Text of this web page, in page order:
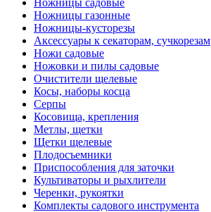
Ножницы садовые
Ножницы газонные
Ножницы-кусторезы
Аксессуары к секаторам, сучкорезам
Ножи садовые
Ножовки и пилы садовые
Очистители щелевые
Косы, наборы косца
Серпы
Косовища, крепления
Метлы, щетки
Щетки щелевые
Плодосъемники
Приспособления для заточки
Культиваторы и рыхлители
Черенки, рукоятки
Комплекты садового инструмента